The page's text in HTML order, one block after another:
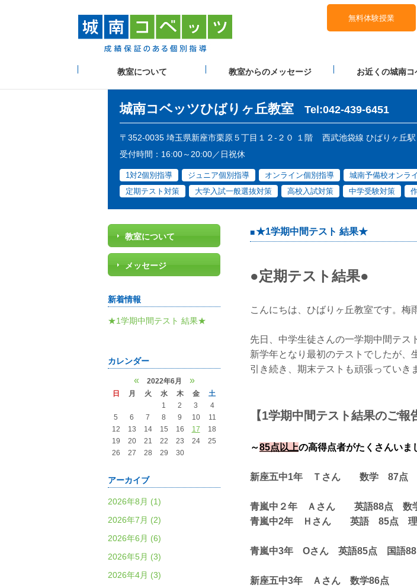
無料体験授業
教室について 教室からのメッセージ お近くの城南コ
城南コベッツひばりヶ丘教室 Tel:042-439-6451
〒352-0035 埼玉県新座市栗原５丁目１２-２０ １階
西武池袋線 ひばりヶ丘
受付時間：16:00～20:00／日祝休
1対2個別指導 ジュニア個別指導 オンライン個別指導 城南予備校オンラ
定期テスト対策
大学入試一般選抜対策 高校入試対策 中学受験対策
★1学期中間テスト 結果★
●定期テスト結果●
こんにちは、ひばりヶ丘教室です。梅
先日、中学生徒さんの一学期中間テス
新学年となり最初のテストでしたが、
引き続き、期末テストも頑張っていき
【1学期中間テスト結果のご報
～85点以上の高得点者がたくさんいま
新座五中1年 Ｔさん 数学 87点
青嵐中 ２年 Ａさん 英語88点 数
青嵐中2年 Ｈさん 英語 85点 理
青嵐中3年 Oさん 英語85点 国語
新座五中3年 Ａさん 数学86点
教室について
メッセージ
新着情報
★1学期中間テスト 結果★
カレンダー
« 2022年6月 »
日 月 火 水 木 金
土
1
2 3
4
5
6 7 8 9 10
11
12
13 14 15 16 17
18
19
20 21 22 23 24
25
26
27 28 29 30
アーカイブ
2026年8月 (1)
2026年7月 (2)
2026年6月 (6)
2026年5月 (3)
2026年4月 (3)